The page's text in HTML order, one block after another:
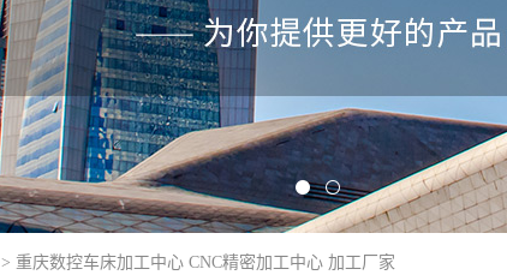
> 重庆数控车床加工中心 CNC精密加工中心 加工厂家